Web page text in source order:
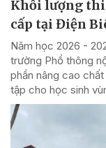
Khối lượng
cấp tại Điện
Năm học 2026 -
trường Phổ thông
phần nâng cao
tập cho học sinh